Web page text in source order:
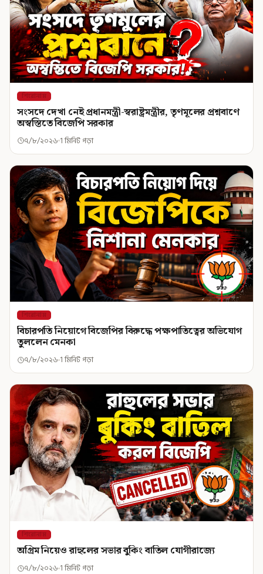
শিরোনাম
সংসদে দেখা নেই প্রধানমন্ত্রী-স্বরাষ্ট্রমন্ত্রীর, তৃণমূলের প্রশ্নবাণে
অস্বস্তিতে বিজেপি সরকার
৭/৮/২০২৬ 1 মিনিট পড়া
শিরোনাম
বিচারপতি নিয়োগে বিজেপির বিরুদ্ধে পক্ষপাতিত্বের অভিযোগ
তুললেন মেনকা
৭/৮/২০২৬ 1 মিনিট পড়া
শিরোনাম
অগ্রিম নিয়েও রাহুলের সভার বুকিং বাতিল যোগীরাজ্যে
৭/৮/২০২৬ 1 মিনিট পড়া